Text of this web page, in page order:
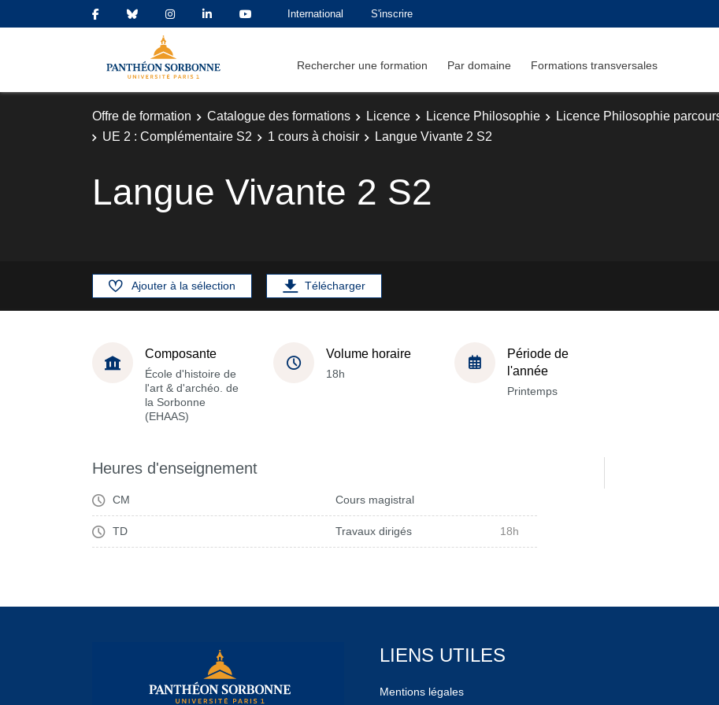
International S'inscrire
Rechercher une formation Par domaine Formations transversales
Offre de formation Catalogue des formations Licence Licence Philosophie
Licence Philosophie
UE 2 : Complémentaire S2
1 cours à choisir Langue Vivante 2 S2
Langue Vivante 2 S2
Ajouter à la sélection Télécharger
Composante
École d'histoire de
l'art & d'archéo. de
la Sorbonne
(EHAAS)
Volume horaire
18h
Période de
l'année
Printemps
Heures d'enseignement
CM Cours magistral
TD Travaux dirigés 18h
LIENS UTILES
Mentions légales